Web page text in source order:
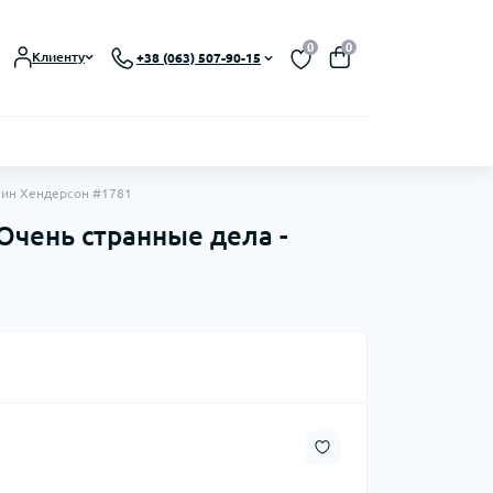
Клиенту +38 (063) 507-90-15
0 0
Хендерсон #1781
странные дела -